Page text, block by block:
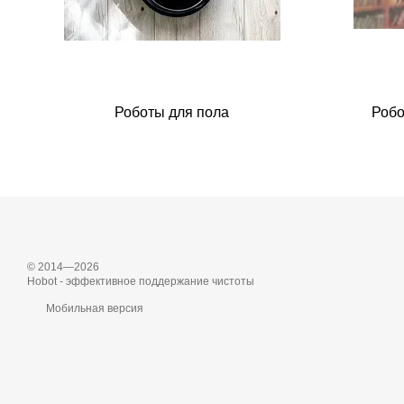
Роботы для пола
© 2014—2026
Hobot - эффективное поддержание чистоты
Мобильная версия